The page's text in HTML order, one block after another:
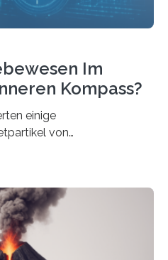
Im
Kompass?
einige
von
ist es einem
„Riesenmagnetfossilien” mit
der Diamond-
Ihre Analyse zeigt, dass
ermöglicht haben